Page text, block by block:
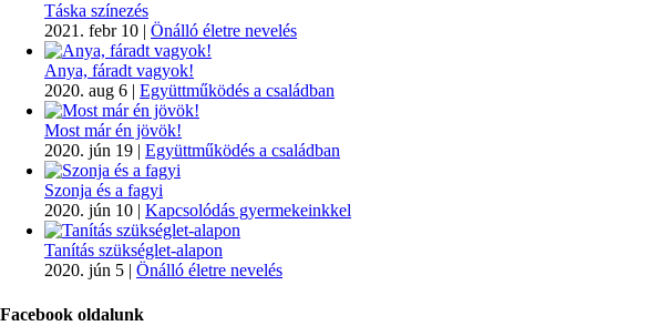
Táska színezés
2021. febr 10 | Önálló életre nevelés
Anya, fáradt vagyok!
2020. aug 6 | Együttműködés a családban
Most már én jövök!
2020. jún 19 | Együttműködés a családban
Szonja és a fagyi
2020. jún 10 | Kapcsolódás gyermekeinkkel
Tanítás szükséglet-alapon
2020. jún 5 | Önálló életre nevelés
Facebook oldalunk